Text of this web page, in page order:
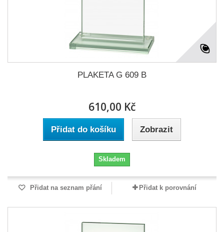
PLAKETA G 609 B
610,00 Kč
Přidat do košíku Zobrazit
Skladem
Přidat na seznam přání Přidat k porovnání